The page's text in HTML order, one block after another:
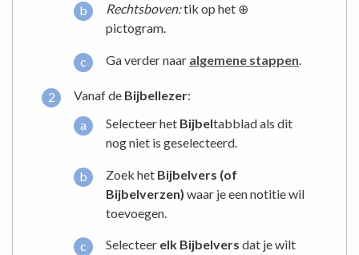
Rechtsboven:tik op het ⊕
pictogram.
Ga verder naar algemene stappen.
Vanaf de Bijbellezer:
Selecteer het Bijbeltabblad als dit
nog niet is geselecteerd.
Zoek het Bijbelvers (of
Bijbelverzen) waar je een notitie wil
toevoegen.
Selecteer elk Bijbelvers dat je wilt